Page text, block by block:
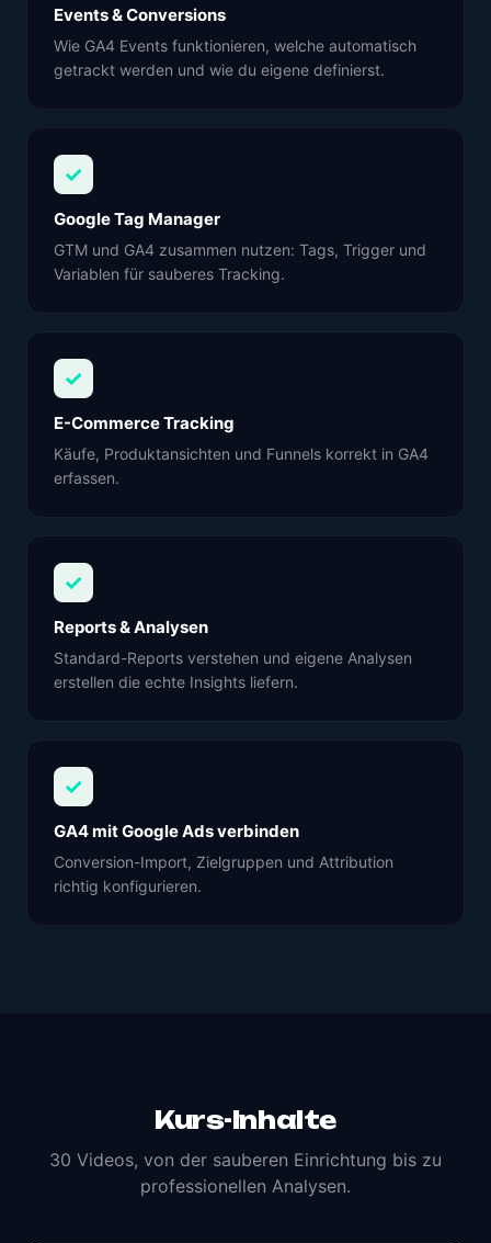
Events & Conversions
Wie GA4 Events funktionieren, welche automatisch
getrackt werden und wie du eigene definierst.
✓
Google Tag Manager
GTM und GA4 zusammen nutzen: Tags, Trigger und
Variablen für sauberes Tracking.
✓
E-Commerce Tracking
Käufe, Produktansichten und Funnels korrekt in GA4
erfassen.
✓
Reports & Analysen
Standard-Reports verstehen und eigene Analysen
erstellen die echte Insights liefern.
✓
GA4 mit Google Ads verbinden
Conversion-Import, Zielgruppen und Attribution
richtig konfigurieren.
Kurs-Inhalte
30 Videos, von der sauberen Einrichtung bis zu
professionellen Analysen.